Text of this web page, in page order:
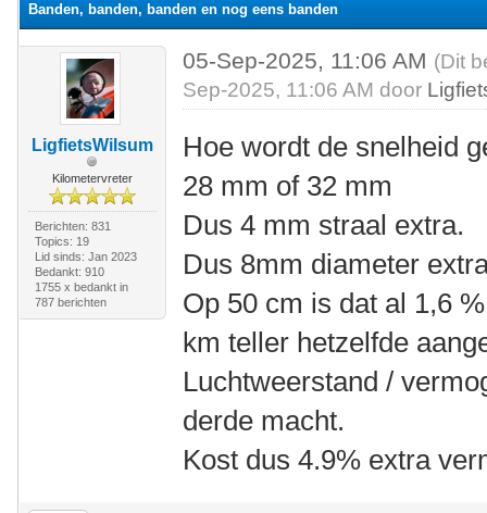
Banden, banden, banden en nog eens banden
LigfietsWilsum
Kilometervreter
Berichten: 831
Topics: 19
Lid sinds: Jan 2023
Bedankt: 910
1755 x bedankt in
787 berichten
05-Sep-2025, 11:06 AM (Dit
Sep-2025, 11:06 AM door
Hoe wordt de snelheid
28 mm of 32 mm
Dus 4 mm straal extra.
Dus 8mm diameter
Op 50 cm is dat al 1,6
km teller hetzelfde
Luchtweerstand /
derde macht.
Kost dus 4.9% extra